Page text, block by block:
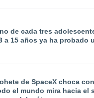
de cada tres
a 15 años ya ha probado
de SpaceX choca
el mundo mira hacia el